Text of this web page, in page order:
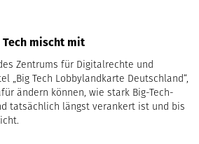
mischt mit
Zentrums für Digitalrechte und
„Big Tech Lobbylandkarte Deutschland“,
ändern können, wie stark Big-Tech-
tatsächlich längst verankert ist und bis